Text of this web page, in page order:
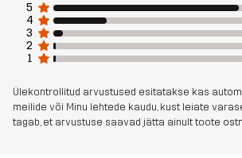
Artikli number 10260_2236
5
4
3
2
1
Ülekontrollitud arvustused esitatakse kas
meilide või Minu lehtede kaudu, kust leiate
tagab, et arvustuse saavad jätta ainult toote